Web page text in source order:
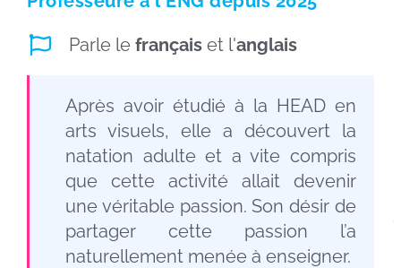
Parle le français et l'anglais
Après avoir étudié à la HEAD en
arts visuels, elle a découvert la
natation adulte et a vite compris
que cette activité allait devenir
une véritable passion. Son désir de
partager cette passion l’a
naturellement menée à enseigner.